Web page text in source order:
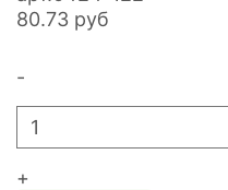
80.73 руб
-
+